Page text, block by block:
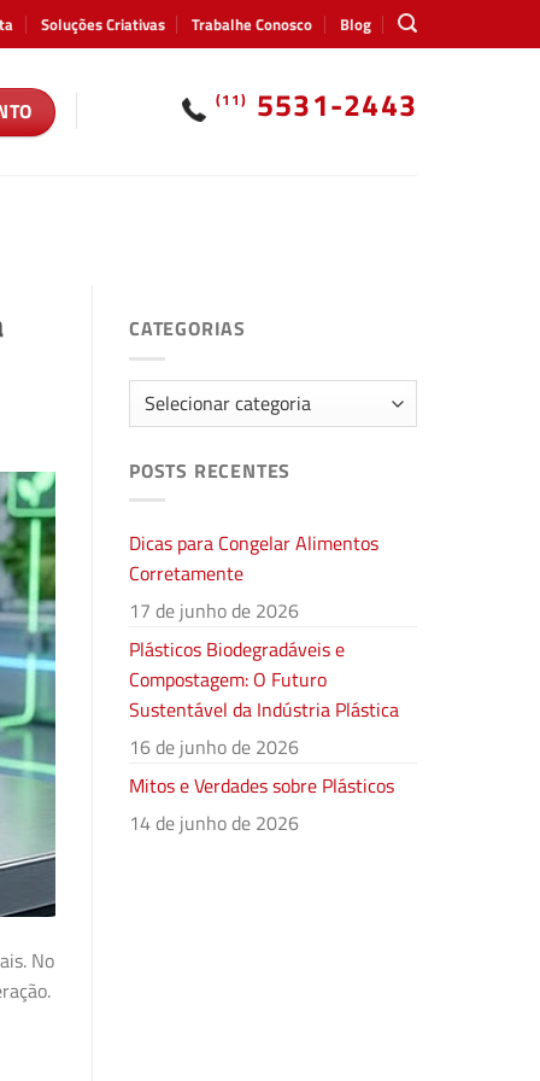
Soluções Criativas Trabalhe Conosco Blog
(11) 5531-2443
No
CATEGORIAS
Categorias
POSTS RECENTES
Dicas para Congelar Alimentos
Corretamente
17 de junho de 2026
Plásticos Biodegradáveis e
Compostagem: O Futuro
Sustentável da Indústria Plástica
16 de junho de 2026
Mitos e Verdades sobre Plásticos
14 de junho de 2026